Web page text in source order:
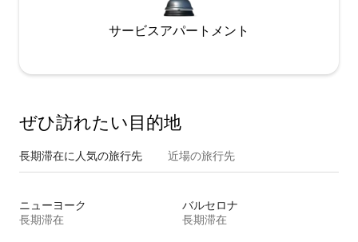
サービスアパートメント
ぜひ訪⁠れ⁠た⁠い目⁠的⁠地
長期滞在に人気の旅行先 近場の旅行先
ニューヨーク
長期滞在
バルセロナ
長期滞在